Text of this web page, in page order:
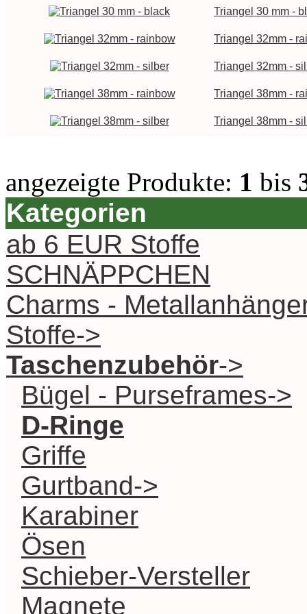
Triangel 30 mm -
Triangel 32mm -
Triangel 32mm -
Triangel 38mm -
Triangel 38mm -
angezeigte Produkte: 1 bis
Kategorien
ab 6 EUR Stoffe
SCHNÄPPCHEN
Charms -
Stoffe->
Taschenzubehör->
Bügel - Purseframes->
D-Ringe
Griffe
Gurtband->
Karabiner
Ösen
Schieber-Versteller
Magnete